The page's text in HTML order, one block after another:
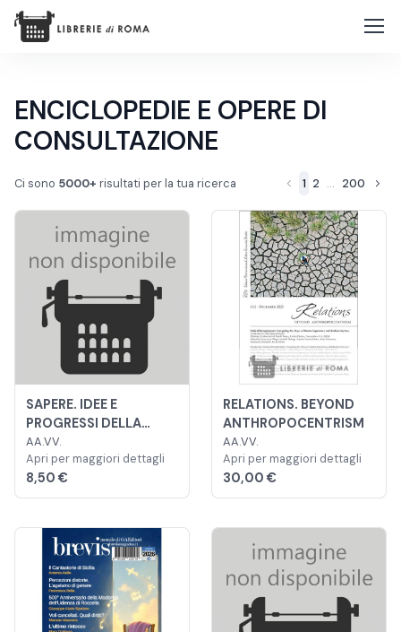
ENCICLOPEDIE E OPERE DI
CONSULTAZIONE
Ci sono 5000+ risultati per la tua ricerca 1 2 ... 200
SAPERE. IDEE E
PROGRESSI DELLA
SCIENZA
AA.VV.
Apri per maggiori dettagli
8,50 €
RELATIONS. BEYOND
ANTHROPOCENTRISM
AA.VV.
Apri per maggiori dettagli
30,00 €